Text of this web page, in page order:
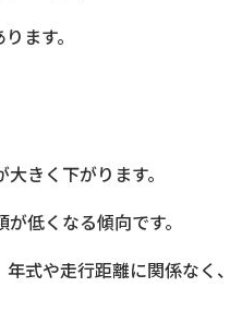
ます。
きく下がります。
低くなる傾向です。
式や走行距離に関係なく、